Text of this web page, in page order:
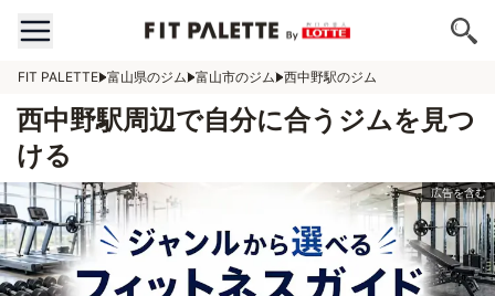
FIT PALETTE 富山県のジム 富山市のジム 西中野駅のジム
西中野駅周辺で自分に合うジムを見つ
ける